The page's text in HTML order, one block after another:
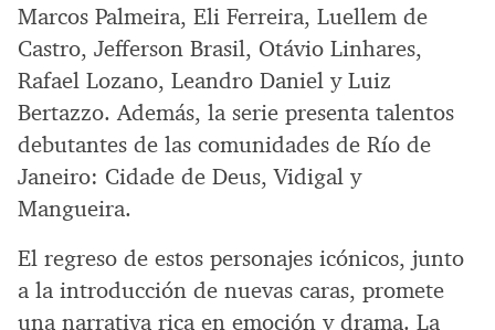
Marcos Palmeira, Eli Ferreira, Luellem de
Castro, Jefferson Brasil, Otávio Linhares,
Rafael Lozano, Leandro Daniel y Luiz
Bertazzo. Además, la serie presenta talentos
debutantes de las comunidades de Río de
Janeiro: Cidade de Deus, Vidigal y
Mangueira.
El regreso de estos personajes icónicos, junto
a la introducción de nuevas caras, promete
una narrativa rica en emoción y drama. La